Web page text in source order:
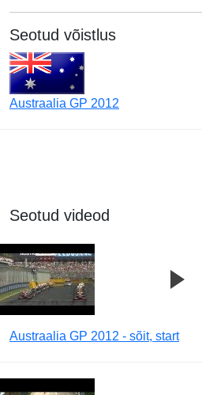
Seotud võistlus
Austraalia GP 2012
Seotud videod
Austraalia GP 2012 - sõit, start